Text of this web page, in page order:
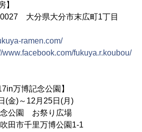
】
大分県大分市末広町1丁目
ramen.com/
www.facebook.com/fukuya.r.koubou/
万博記念公園】
(金)～12月25日(月)
園 お祭り広場
田市千里万博公園1-1